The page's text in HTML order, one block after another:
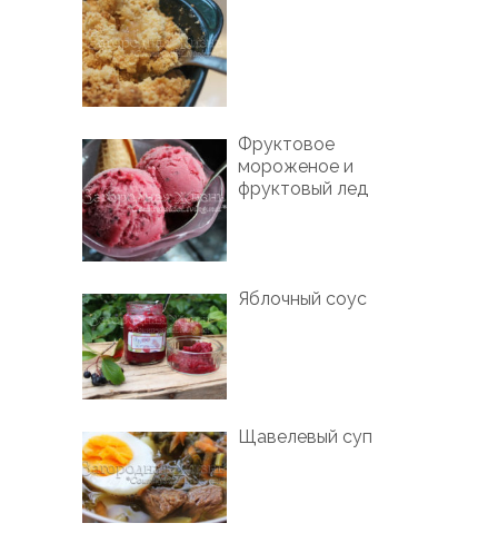
Фруктовое
мороженое и
фруктовый лед
Яблочный соус
Щавелевый суп